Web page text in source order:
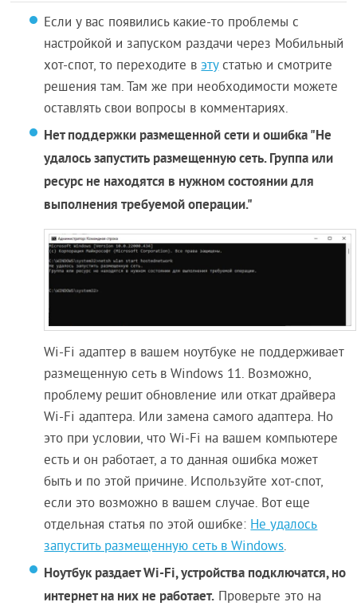
Если у вас появились какие-то проблемы с
настройкой и запуском раздачи через Мобильный
хот-спот, то переходите вэтустатью и смотрите
решения там. Там же при необходимости можете
оставлять свои вопросы в комментариях.
Нет поддержки размещенной сети и ошибка "Не
удалось запустить размещенную сеть. Группа или
ресурс не находятся в нужном состоянии для
выполнения требуемой операции."
Wi-Fi адаптер в вашем ноутбуке не поддерживает
размещенную сеть в Windows 11. Возможно,
проблему решит обновление или откат драйвера
Wi-Fi адаптера. Или замена самого адаптера. Но
это при условии, что Wi-Fi на вашем компьютере
есть и он работает, а то данная ошибка может
быть и по этой причине. Используйте хот-спот,
если это возможно в вашем случае. Вот еще
отдельная статья по этой ошибке:Не удалось
запустить размещенную сеть в Windows.
Ноутбук раздает Wi-Fi, устройства подключатся, но
интернет на них не работает. Проверьте это на